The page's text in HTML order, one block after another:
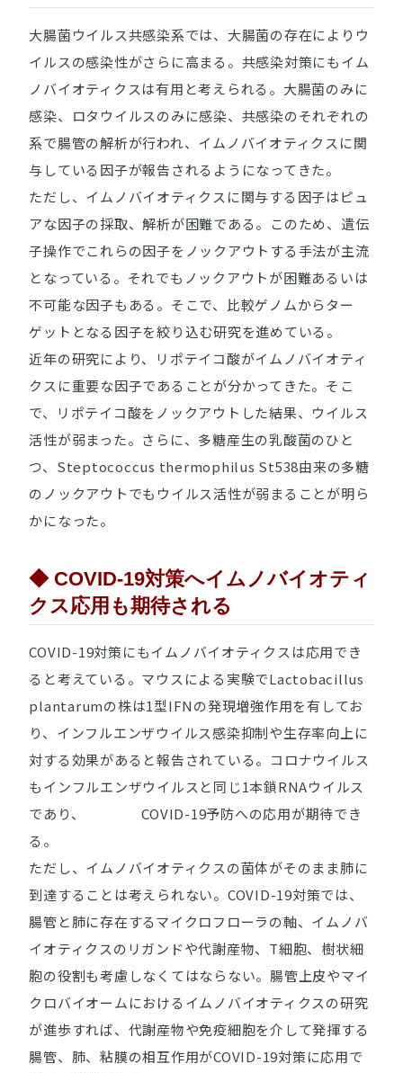
大腸菌ウイルス共感染系では、大腸菌の存在によりウ
イルスの感染性がさらに高まる。共感染対策にもイム
ノバイオティクスは有用と考えられる。大腸菌のみに
感染、ロタウイルスのみに感染、共感染のそれぞれの
系で腸管の解析が行われ、イムノバイオティクスに関
与している因子が報告されるようになってきた。
ただし、イムノバイオティクスに関与する因子はピュ
アな因子の採取、解析が困難である。このため、遺伝
子操作でこれらの因子をノックアウトする手法が主流
となっている。それでもノックアウトが困難あるいは
不可能な因子もある。そこで、比較ゲノムからター
ゲットとなる因子を絞り込む研究を進めている。
近年の研究により、リポテイコ酸がイムノバイオティ
クスに重要な因子であることが分かってきた。そこ
で、リポテイコ酸をノックアウトした結果、ウイルス
活性が弱まった。さらに、多糖産生の乳酸菌のひと
つ、 Steptococcus thermophilus St538由来の多糖
のノックアウトでもウイルス活性が弱まることが明ら
かになった。
◆ COVID-19対策へイムノバイオティ
クス応用も期待される
COVID-19対策にもイムノバイオティクスは応用でき
ると考えている。マウスによる実験でLactobacillus
plantarumの株は1型IFNの発現増強作用を有してお
り、インフルエンザウイルス感染抑制や生存率向上に
対する効果があると報告されている。コロナウイルス
もインフルエンザウイルスと同じ1本鎖RNAウイルス
であり、 COVID-19予防への応用が期待でき
る。
ただし、イムノバイオティクスの菌体がそのまま肺に
到達することは考えられない。COVID-19対策では、
腸管と肺に存在するマイクロフローラの軸、イムノバ
イオティクスのリガンドや代謝産物、T細胞、樹状細
胞の役割も考慮しなくてはならない。腸管上皮やマイ
クロバイオームにおけるイムノバイオティクスの研究
が進歩すれば、代謝産物や免疫細胞を介して発揮する
腸管、肺、粘膜の相互作用がCOVID-19対策に応用で